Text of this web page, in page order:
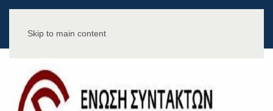
Skip to main content